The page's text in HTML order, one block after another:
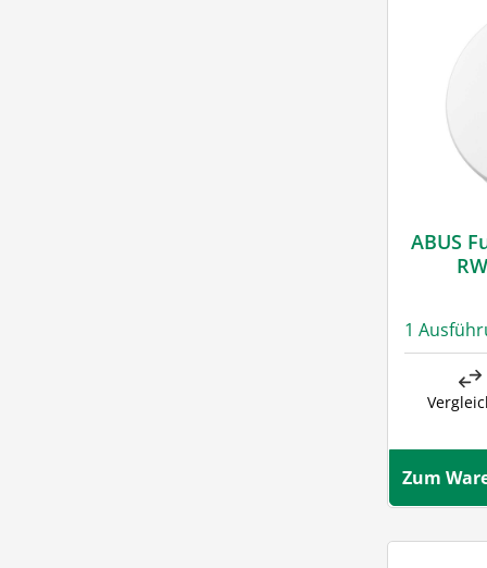
ABUS
1
Zum